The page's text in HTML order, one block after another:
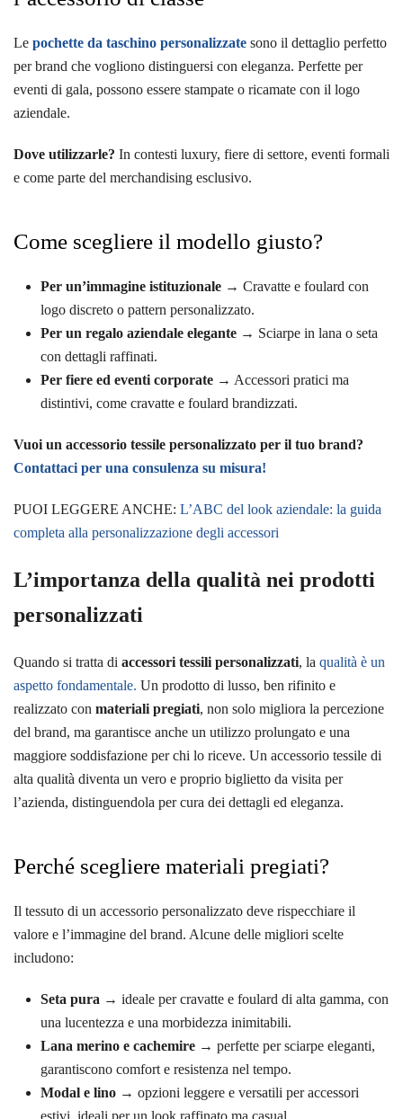
Le pochette da taschino personalizzate sono il dettaglio perfetto
per brand che vogliono distinguersi con eleganza. Perfette per
eventi di gala, possono essere stampate o ricamate con il logo
aziendale.
Dove utilizzarle? In contesti luxury, fiere di settore, eventi formali
e come parte del merchandising esclusivo.
Come scegliere il modello giusto?
Per un’immagine istituzionale → Cravatte e foulard con
logo discreto o pattern personalizzato.
Per un regalo aziendale elegante → Sciarpe in lana o seta
con dettagli raffinati.
Per fiere ed eventi corporate → Accessori pratici ma
distintivi, come cravatte e foulard brandizzati.
Vuoi un accessorio tessile personalizzato per il tuo brand?
Contattaci per una consulenza su misura!
PUOI LEGGERE ANCHE: L’ABC del look aziendale: la guida
completa alla personalizzazione degli accessori
L’importanza della qualità nei prodotti
personalizzati
Quando si tratta di accessori tessili personalizzati, la qualità è un
aspetto fondamentale. Un prodotto di lusso, ben rifinito e
realizzato con materiali pregiati, non solo migliora la percezione
del brand, ma garantisce anche un utilizzo prolungato e una
maggiore soddisfazione per chi lo riceve. Un accessorio tessile di
alta qualità diventa un vero e proprio biglietto da visita per
l’azienda, distinguendola per cura dei dettagli ed eleganza.
Perché scegliere materiali pregiati?
Il tessuto di un accessorio personalizzato deve rispecchiare il
valore e l’immagine del brand. Alcune delle migliori scelte
includono:
Seta pura → ideale per cravatte e foulard di alta gamma, con
una lucentezza e una morbidezza inimitabili.
Lana merino e cachemire → perfette per sciarpe eleganti,
garantiscono comfort e resistenza nel tempo.
Modal e lino → opzioni leggere e versatili per accessori
estivi, ideali per un look raffinato ma casual.